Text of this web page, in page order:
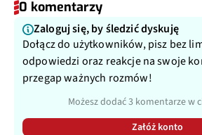
Przysłona f/2.4
Filmy Tak
Dodatkowy aparat Aparat
0 komentarzy
Zaloguj się, by śledzić dyskuję
Dołącz do użytkowników, pisz bez
odpowiedzi oraz reakcje na swoje
przegap ważnych rozmów!
Możesz dodać 3 komentarze w
Załóż konto